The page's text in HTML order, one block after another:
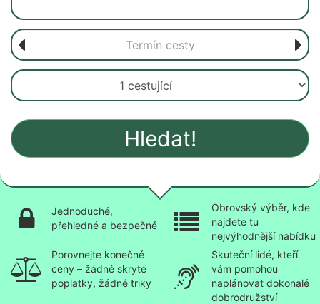
Hledat!
Jednoduché,
přehledné a bezpečné
Obrovský výběr, kde
najdete tu
nejvýhodnější nabídku
Porovnejte konečné
ceny – žádné skryté
poplatky, žádné triky
Skuteční lidé, kteří
vám pomohou
naplánovat dokonalé
dobrodružství